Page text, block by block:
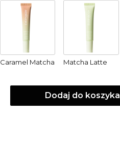
Caramel Matcha Matcha Latte
Dodaj do koszyka